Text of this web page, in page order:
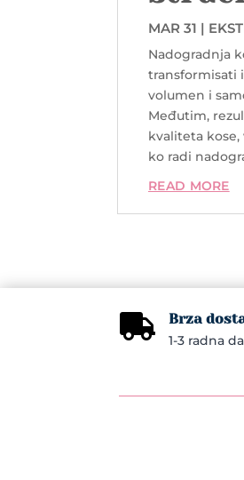
MAR 31 |
COMMENTS
Nadogradnja
transformisati
volumen i
Međutim,
kvaliteta
ko radi
READ MORE
 Brza
1-3 radna